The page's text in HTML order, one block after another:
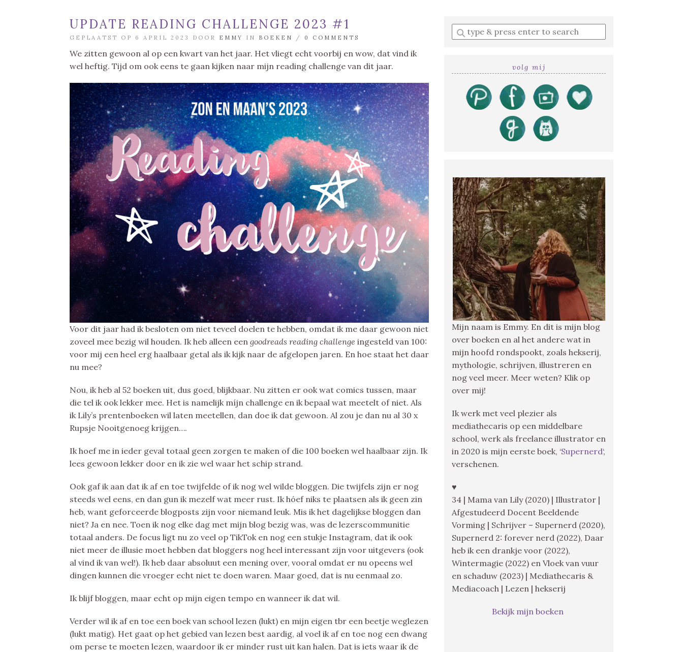
UPDATE READING CHALLENGE 2023 #1
GEPLAATST OP 6 APRIL 2023 DOOR EMMY IN BOEKEN / 0 COMMENTS
We zitten gewoon al op een kwart van het jaar. Het vliegt echt voorbij en wow, dat vind ik
wel heftig. Tijd om ook eens te gaan kijken naar mijn reading challenge van dit jaar.
Voor dit jaar had ik besloten om niet teveel doelen te hebben, omdat ik me daar gewoon niet
zoveel mee bezig wil houden. Ik heb alleen een goodreads reading challenge ingesteld van 100:
voor mij een heel erg haalbaar getal als ik kijk naar de afgelopen jaren. En hoe staat het daar
nu mee?
Nou, ik heb al 52 boeken uit, dus goed, blijkbaar. Nu zitten er ook wat comics tussen, maar
die tel ik ook lekker mee. Het is namelijk míjn challenge en ik bepaal wat meetelt of niet. Als
ik Lily’s prentenboeken wil laten meetellen, dan doe ik dat gewoon. Al zou je dan nu al 30 x
Rupsje Nooitgenoeg krijgen….
Ik hoef me in ieder geval totaal geen zorgen te maken of die 100 boeken wel haalbaar zijn. Ik
lees gewoon lekker door en ik zie wel waar het schip strand.
Ook gaf ik aan dat ik af en toe twijfelde of ik nog wel wilde bloggen. Die twijfels zijn er nog
steeds wel eens, en dan gun ik mezelf wat meer rust. Ik hóef niks te plaatsen als ik geen zin
heb, want geforceerde blogposts zijn voor niemand leuk. Mis ik het dagelijkse bloggen dan
niet? Ja en nee. Toen ik nog elke dag met mijn blog bezig was, was de lezerscommunitie
totaal anders. De focus ligt nu zo veel op TikTok en nog een stukje Instagram, dat ik ook
niet meer de illusie moet hebben dat bloggers nog heel interessant zijn voor uitgevers (ook
al vind ik van wel!). Ik heb daar absoluut een mening over, vooral omdat er nu opeens wel
dingen kunnen die vroeger echt niet te doen waren. Maar goed, dat is nu eenmaal zo.
Ik blijf bloggen, maar echt op mijn eigen tempo en wanneer ik dat wil.
Verder wil ik af en toe een boek van school lezen (lukt) en mijn eigen tbr een beetje weglezen
(lukt matig). Het gaat op het gebied van lezen best aardig, al voel ik af en toe nog een dwang
om perse te moeten lezen, waardoor ik er minder rust uit kan halen. Dat is iets waar ik de
Enter
a
volg mij
Mijn naam is Emmy. En dit is mijn blog
over boeken en al het andere wat in
mijn hoofd rondspookt, zoals hekserij,
mythologie, schrijven, illustreren en
nog veel meer. Meer weten? Klik op
over mij!
Ik werk met veel plezier als
mediathecaris op een middelbare
school, werk als freelance illustrator en
in 2020 is mijn eerste boek, ‘Supernerd‘,
verschenen.
♥
34 | Mama van Lily (2020) | Illustrator |
Afgestudeerd Docent Beeldende
Vorming | Schrijver – Supernerd (2020),
Supernerd 2: forever nerd (2022), Daar
heb ik een drankje voor (2022),
Wintermagie (2022) en Vloek van vuur
en schaduw (2023) | Mediathecaris &
Mediacoach | Lezen | hekserij
Bekijk mijn boeken